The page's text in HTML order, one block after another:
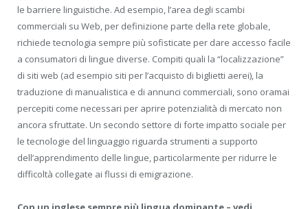
le barriere linguistiche. Ad esempio, l’area degli scambi
commerciali su Web, per definizione parte della rete globale,
richiede tecnologia sempre più sofisticate per dare accesso facile
a consumatori di lingue diverse. Compiti quali la “localizzazione”
di siti web (ad esempio siti per l’acquisto di biglietti aerei), la
traduzione di manualistica e di annunci commerciali, sono oramai
percepiti come necessari per aprire potenzialità di mercato non
ancora sfruttate. Un secondo settore di forte impatto sociale per
le tecnologie del linguaggio riguarda strumenti a supporto
dell’apprendimento delle lingue, particolarmente per ridurre le
difficoltà collegate ai flussi di emigrazione.